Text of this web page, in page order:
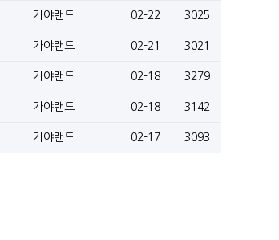
가야랜드 02-22 3025
가야랜드 02-21 3021
가야랜드 02-18 3279
가야랜드 02-18 3142
가야랜드 02-17 3093